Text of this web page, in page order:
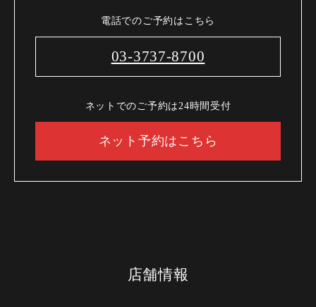
【開催期間】2026年7月22日～
【来店時間】17時00分～22時00分
※ラストオーダーは5分前です。混雑時はお席2時間でのご案
理、焼酎以外は単品でご注文ください。プレミアム焼酎は対
象外です。
電話でのご予約はこちら
03-3737-8700
ネットでのご予約は24時間受付
ネット予約はこちら
店舗情報